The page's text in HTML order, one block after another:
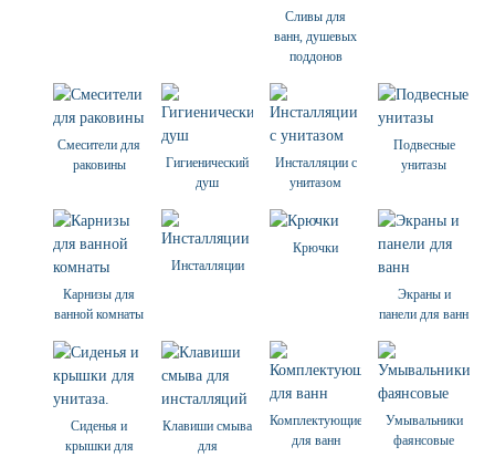
Сливы для
ванн, душевых
поддонов
Смесители для
раковины
Гигиенический
душ
Инсталляции с
унитазом
Подвесные
унитазы
Карнизы для
ванной комнаты
Инсталляции
Крючки
Экраны и
панели для ванн
Сиденья и
крышки для
Клавиши смыва
для
Комплектующие
для ванн
Умывальники
фаянсовые